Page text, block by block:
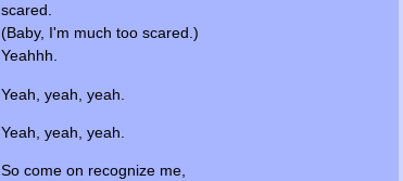
scared.
(Baby, I'm much too scared.)
Yeahhh.
Yeah, yeah, yeah.
Yeah, yeah, yeah.
So come on recognize me,